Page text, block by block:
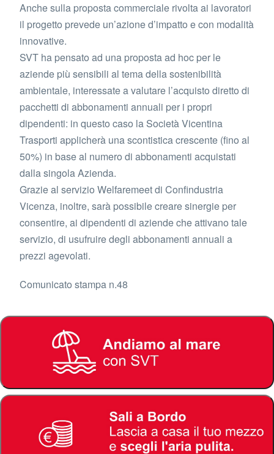
Anche sulla proposta commerciale rivolta ai lavoratori
il progetto prevede un’azione d’impatto e con modalità
innovative.
SVT ha pensato ad una proposta ad hoc per le
aziende più sensibili al tema della sostenibilità
ambientale, interessate a valutare l’acquisto diretto di
pacchetti di abbonamenti annuali per i propri
dipendenti: in questo caso la Società Vicentina
Trasporti applicherà una scontistica crescente (fino al
50%) in base al numero di abbonamenti acquistati
dalla singola Azienda.
Grazie al servizio Welfaremeet di Confindustria
Vicenza, inoltre, sarà possibile creare sinergie per
consentire, ai dipendenti di aziende che attivano tale
servizio, di usufruire degli abbonamenti annuali a
prezzi agevolati.
Comunicato stampa n.48